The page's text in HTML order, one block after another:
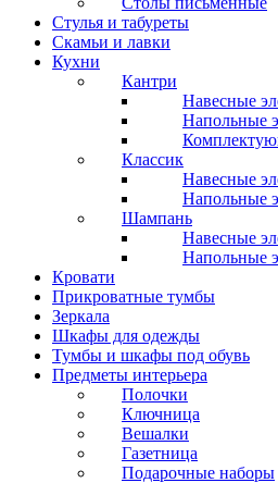
Стулья и табуреты
Скамьи и лавки
Кухни
Кантри
Навесные
Напольные
Классик
Навесные
Напольные
Шампань
Навесные
Напольные
Кровати
Прикроватные тумбы
Зеркала
Шкафы для одежды
Тумбы и шкафы под обувь
Предметы интерьера
Полочки
Ключница
Вешалки
Газетница
Подарочные наборы